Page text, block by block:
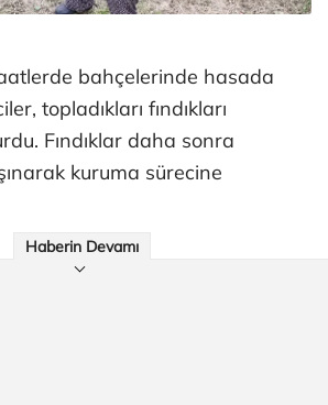
bahçelerinde hasada
topladıkları fındıkları
Fındıklar daha sonra
kuruma sürecine
Haberin Devamı